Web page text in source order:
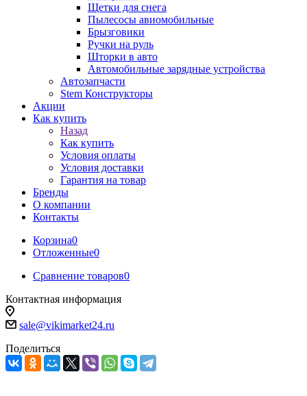
Щетки для снега
Пылесосы авиомобильные
Брызговики
Ручки на руль
Шторки в авто
Автомобильные зарядные устройства
Автозапчасти
Stem Конструкторы
Акции
Как купить
Назад
Как купить
Условия оплаты
Условия доставки
Гарантия на товар
Бренды
О компании
Контакты
Корзина0
Отложенные0
Сравнение товаров0
Контактная информация
sale@vikimarket24.ru
Поделиться